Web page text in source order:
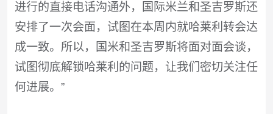
进行的直接电话沟通外，国际米兰和圣吉罗斯还
安排了一次会面，试图在本周内就哈莱利转会达
成一致。所以，国米和圣吉罗斯将面对面会谈，
试图彻底解锁哈莱利的问题，让我们密切关注任
何进展。”